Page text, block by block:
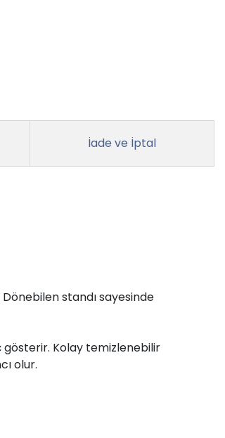
İade ve İptal
standı sayesinde
gösterir. Kolay temizlenebilir
olur.